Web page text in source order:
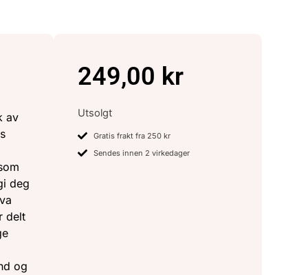
av
deg
delt
og
249,00 kr
Utsolgt
Gratis frakt fra 250 kr
Sendes innen 2 virkedager